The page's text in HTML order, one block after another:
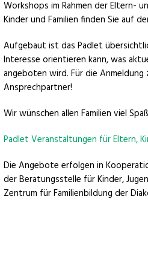
Workshops im Rahmen der Eltern-
Kinder und Familien finden Sie auf
Aufgebaut ist das Padlet
Interesse orientieren kann, was
angeboten wird. Für die
Ansprechpartner!
Wir wünschen allen Familien viel
Padlet Veranstaltungen für Eltern,
Die Angebote erfolgen in
der Beratungsstelle für Kinder,
Zentrum für Familienbildung der